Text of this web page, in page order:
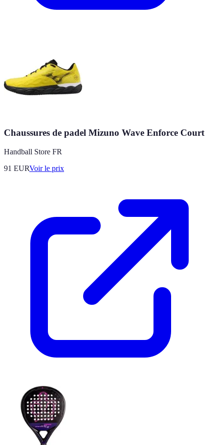
Chaussures de padel Mizuno Wave Enforce Court
Handball Store FR
91 EURVoir le prix